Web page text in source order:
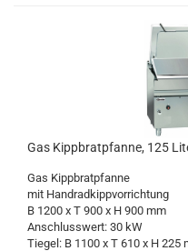
Gas Kippbratpfanne, 125
Gas Kippbratpfanne
mit Handradkippvorrichtung
B 1200 x T 900 x H 900 mm
Anschlusswert: 30 kW
Tiegel: B 1100 x T 610 x H 225